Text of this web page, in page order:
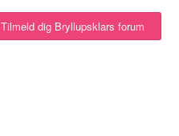
Tilmeld dig Bryllupsklars forum